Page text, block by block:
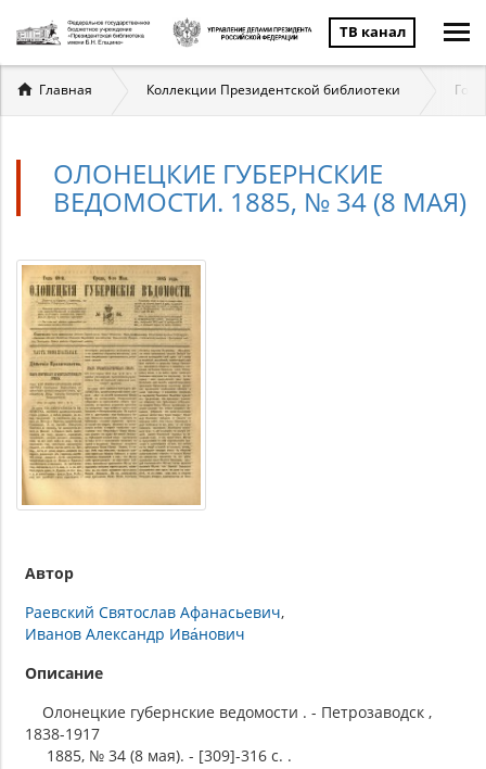
ТВ канал
Вы
здесь
Главная Коллекции Президентской библиотеки
ОЛОНЕЦКИЕ ГУБЕРНСКИЕ
ВЕДОМОСТИ. 1885, № 34 (8 МАЯ)
Автор
Раевский Святослав Афанасьевич
Иванов Александр Ива́нович
Описание
Олонецкие губернские ведомости . - Петрозаводск ,
1838-1917
1885, № 34 (8 мая). - [309]-316 c. .